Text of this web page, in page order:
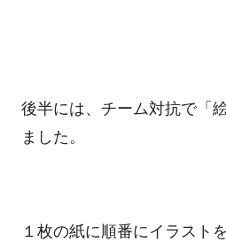
後半には、チーム対抗で「
ました。
１枚の紙に順番にイラスト